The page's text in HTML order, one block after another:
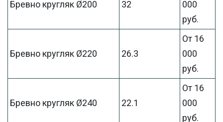
Бревно кругляк Ø200 32
000
руб.
Бревно кругляк Ø220 26.3
От 16
000
руб.
Бревно кругляк Ø240 22.1
От 16
000
руб.